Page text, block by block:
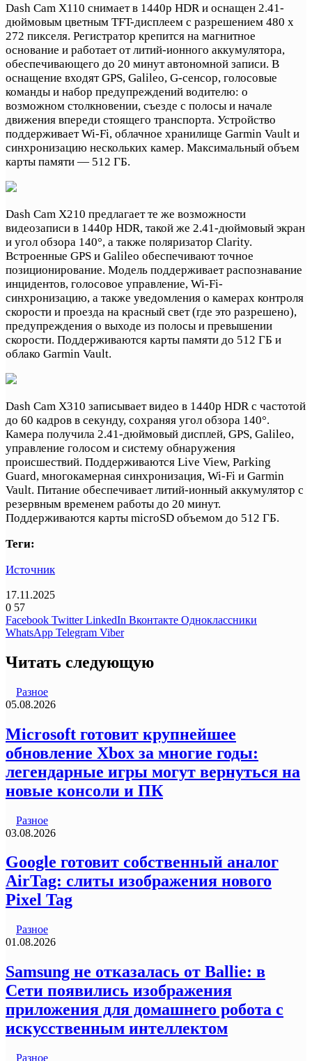
Dash Cam X110 снимает в 1440p HDR и оснащен 2.41-
дюймовым цветным TFT-дисплеем с разрешением 480 х
272 пикселя. Регистратор крепится на магнитное
основание и работает от литий-ионного аккумулятора,
обеспечивающего до 20 минут автономной записи. В
оснащение входят GPS, Galileo, G-сенсор, голосовые
команды и набор предупреждений водителю: о
возможном столкновении, съезде с полосы и начале
движения впереди стоящего транспорта. Устройство
поддерживает Wi-Fi, облачное хранилище Garmin Vault и
синхронизацию нескольких камер. Максимальный объем
карты памяти — 512 ГБ.
Dash Cam X210 предлагает те же возможности
видеозаписи в 1440p HDR, такой же 2.41-дюймовый экран
и угол обзора 140°, а также поляризатор Clarity.
Встроенные GPS и Galileo обеспечивают точное
позиционирование. Модель поддерживает распознавание
инцидентов, голосовое управление, Wi-Fi-
синхронизацию, а также уведомления о камерах контроля
скорости и проезда на красный свет (где это разрешено),
предупреждения о выходе из полосы и превышении
скорости. Поддерживаются карты памяти до 512 ГБ и
облако Garmin Vault.
Dash Cam X310 записывает видео в 1440p HDR с частотой
до 60 кадров в секунду, сохраняя угол обзора 140°.
Камера получила 2.41-дюймовый дисплей, GPS, Galileo,
управление голосом и систему обнаружения
происшествий. Поддерживаются Live View, Parking
Guard, многокамерная синхронизация, Wi-Fi и Garmin
Vault. Питание обеспечивает литий-ионный аккумулятор с
резервным временем работы до 20 минут.
Поддерживаются карты microSD объемом до 512 ГБ.
Теги:
Источник
17.11.2025
0 57
Facebook Twitter LinkedIn Вконтакте Одноклассники
WhatsApp Telegram Viber
Читать следующую
Разное
05.08.2026
Microsoft готовит крупнейшее
обновление Xbox за многие годы:
легендарные игры могут вернуться на
новые консоли и ПК
Разное
03.08.2026
Google готовит собственный аналог
AirTag: слиты изображения нового
Pixel Tag
Разное
01.08.2026
Samsung не отказалась от Ballie: в
Сети появились изображения
приложения для домашнего робота с
искусственным интеллектом
Разное